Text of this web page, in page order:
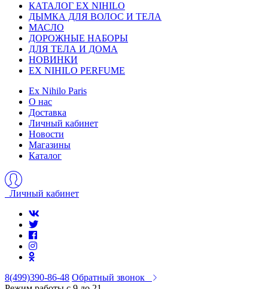
КАТАЛОГ EX NIHILO
ДЫМКА ДЛЯ ВОЛОС И ТЕЛА
МАСЛО
ДОРОЖНЫЕ НАБОРЫ
ДЛЯ ТЕЛА И ДОМА
НОВИНКИ
EX NIHILO PERFUME
Ex Nihilo Paris
О нас
Доставка
Личный кабинет
Новости
Магазины
Каталог
Личный кабинет
8(499)390-86-48 Обратный звонок